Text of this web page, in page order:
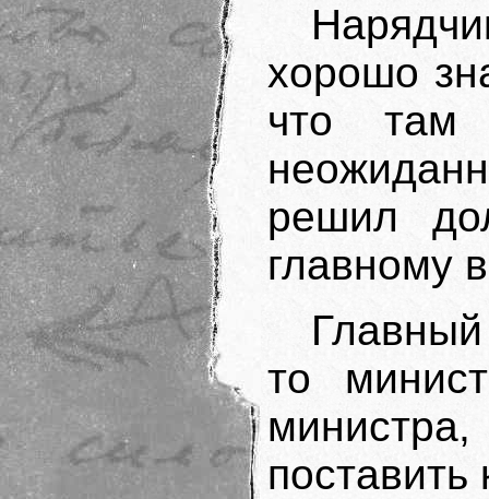
хорошо
что там
решил
главному
то